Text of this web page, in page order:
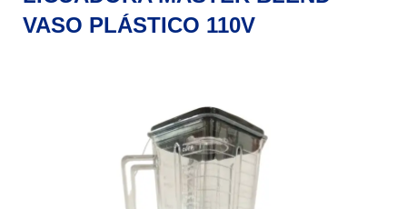
VASO PLÁSTICO 110V